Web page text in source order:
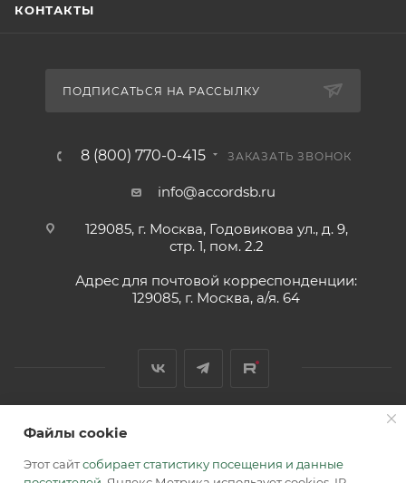
КОНТАКТЫ
ПОДПИСАТЬСЯ НА РАССЫЛКУ
8 (800) 770-0-415 ЗАКАЗАТЬ ЗВОНОК
info@accordsb.ru
129085, г. Москва, Годовикова ул., д. 9,
стр. 1, пом. 2.2
Адрес для почтовой корреспонденции:
129085, г. Москва, а/я. 64
2026 © Обращаем Ваше внимание на то, что вся
информация, размещенная на сайте, носит
информационный характер и не является публичной
Файлы cookie
Этот сайтсобирает статистику посещения и данные